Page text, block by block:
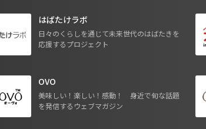
はばたけラボ
日々のくらしを通じて未来世代のはばたきを
応援するプロジェクト
OVO
美味しい！楽しい！感動！ 身近で旬な話題
を発信するウェブマガジン